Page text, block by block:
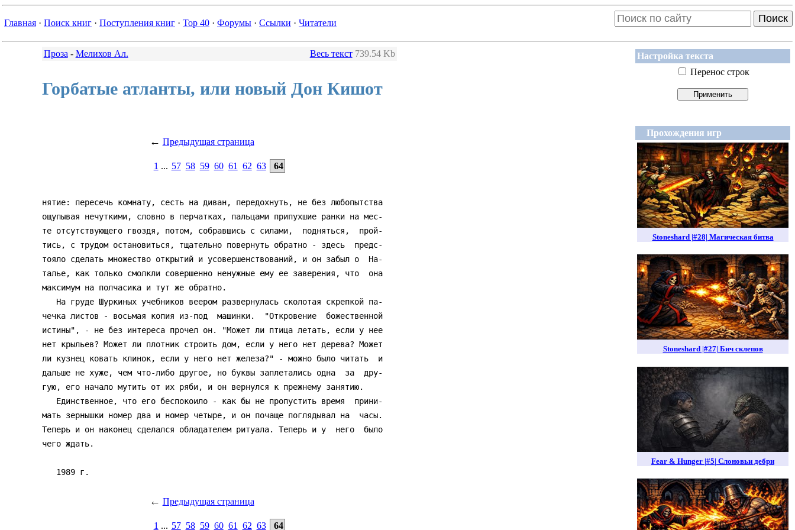
Главная · Поиск книг · Поступления книг · Top 40 · Форумы · Ссылки · Читатели Поиск
Настройка текста
Перенос строк
Прохождения игр
Stoneshard |#28| Магическая битва
Stoneshard |#27| Бич склепов
Fear & Hunger |#5| Слоновьи дебри
Проза - Мелихов Ал. Весь текст 739.54 Kb
Горбатые атланты, или новый Дон Кишот
← Предыдущая страница
1 ... 57 58 59 60 61 62 63 64
нятие: пересечь комнату, сесть на диван, передохнуть, не без любопытства
ощупывая нечуткими, словно в перчатках, пальцами припухшие ранки на мес-
те отсутствующего гвоздя, потом, собравшись с силами,  подняться,  прой-
тись, с трудом остановиться, тщательно повернуть обратно - здесь  предс-
тояло сделать множество открытий и усовершенствований, и он забыл о  На-
талье, как только смолкли совершенно ненужные ему ее заверения, что  она
максимум на полчасика и тут же обратно.
чечка листов - восьмая копия из-под  машинки.  "Откровение  божественной
истины", - не без интереса прочел он. "Может ли птица летать, если у нее
нет крыльев? Может ли плотник строить дом, если у него нет дерева? Может
ли кузнец ковать клинок, если у него нет железа?" - можно было читать  и
дальше не хуже, чем что-либо другое, но буквы заплетались одна  за  дру-
гую, его начало мутить от их ряби, и он вернулся к прежнему занятию.
мать зернышки номер два и номер четыре, и он почаще поглядывал на  часы.
Теперь и он наконец сделался обладателем ритуала. Теперь и у  него  было
чего ждать.
← Предыдущая страница
1 ... 57 58 59 60 61 62 63 64